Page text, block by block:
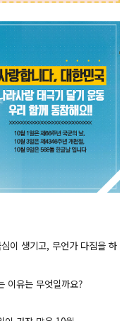
이 생기고, 무언가 다짐을 하
이유는 무엇일까요?